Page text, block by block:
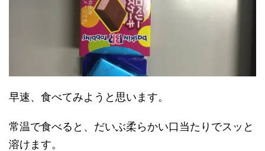
早速、食べてみようと思います。
常温で食べると、だいぶ柔らかい口当たりでスッと
溶けます。